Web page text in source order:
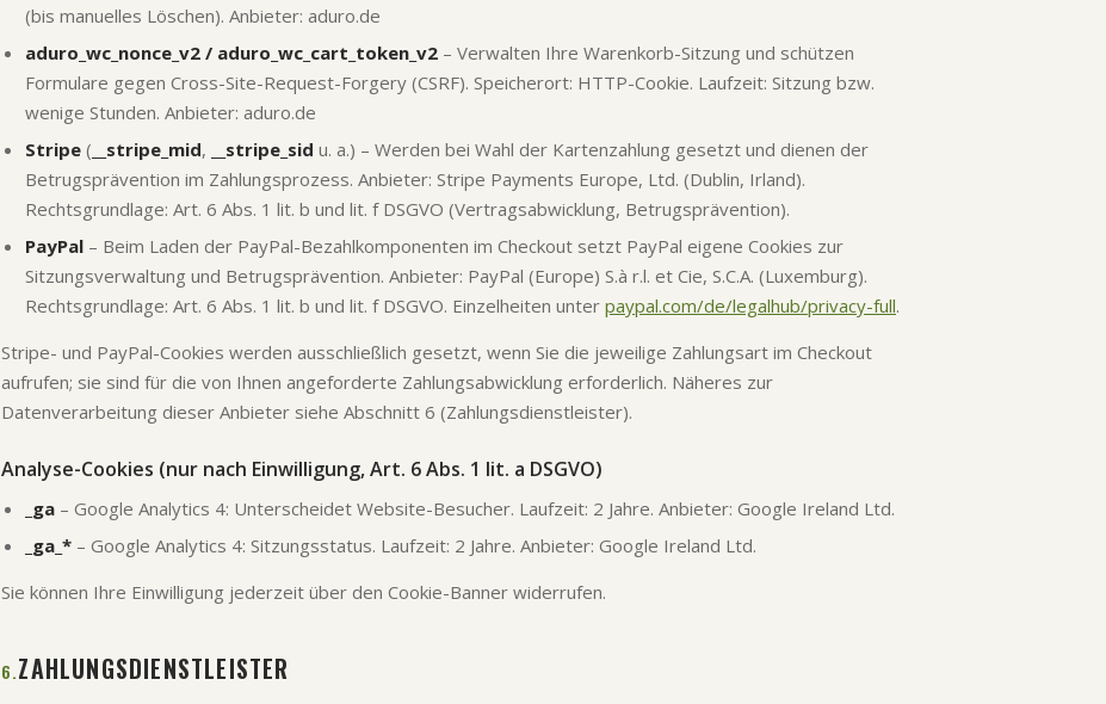
(bis manuelles Löschen). Anbieter: aduro.de
aduro_wc_nonce_v2 / aduro_wc_cart_token_v2 – Verwalten Ihre Warenkorb-Sitzung und schützen
Formulare gegen Cross-Site-Request-Forgery (CSRF). Speicherort: HTTP-Cookie. Laufzeit: Sitzung bzw.
wenige Stunden. Anbieter: aduro.de
Stripe ( __stripe_mid, __stripe_sid u. a.) – Werden bei Wahl der Kartenzahlung gesetzt und dienen der
Betrugsprävention im Zahlungsprozess. Anbieter: Stripe Payments Europe, Ltd. (Dublin, Irland).
Rechtsgrundlage: Art. 6 Abs. 1 lit. b und lit. f DSGVO (Vertragsabwicklung, Betrugsprävention).
PayPal – Beim Laden der PayPal-Bezahlkomponenten im Checkout setzt PayPal eigene Cookies zur
Sitzungsverwaltung und Betrugsprävention. Anbieter: PayPal (Europe) S.à r.l. et Cie, S.C.A. (Luxemburg).
Rechtsgrundlage: Art. 6 Abs. 1 lit. b und lit. f DSGVO. Einzelheiten unter paypal.com/de/legalhub/privacy-full.
Stripe- und PayPal-Cookies werden ausschließlich gesetzt, wenn Sie die jeweilige Zahlungsart im Checkout
aufrufen; sie sind für die von Ihnen angeforderte Zahlungsabwicklung erforderlich. Näheres zur
Datenverarbeitung dieser Anbieter siehe Abschnitt 6 (Zahlungsdienstleister).
Analyse-Cookies (nur nach Einwilligung, Art. 6 Abs. 1 lit. a DSGVO)
_ga – Google Analytics 4: Unterscheidet Website-Besucher. Laufzeit: 2 Jahre. Anbieter: Google Ireland Ltd.
_ga_* – Google Analytics 4: Sitzungsstatus. Laufzeit: 2 Jahre. Anbieter: Google Ireland Ltd.
Sie können Ihre Einwilligung jederzeit über den Cookie-Banner widerrufen.
6.ZAHLUNGSDIENSTLEISTER